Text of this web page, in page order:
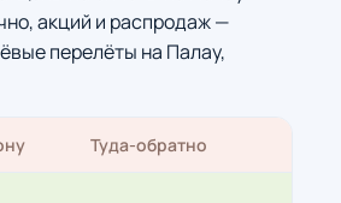
акций и распродаж —
перелёты на Палау,
Туда-обратно